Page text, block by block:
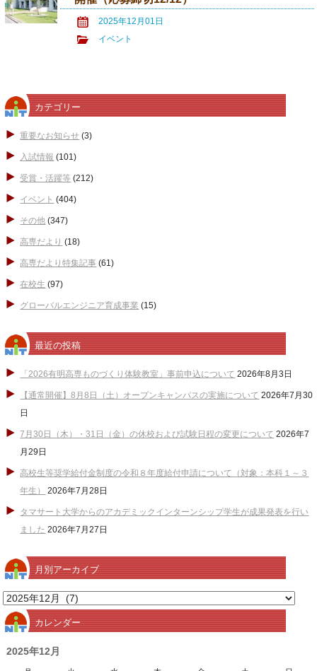
2025年12月01日
イベント
カテゴリー
重要なお知らせ (3)
入試情報 (101)
受賞・活躍等 (212)
イベント (404)
その他 (347)
高専だより (18)
高専だより特集記事 (61)
在校生 (97)
グローバルエンジニア育成事業 (15)
最近の投稿
「2026有明高専ものづくり体験教室」事前申込について 2026年8月3日
【通常開催】8月8日（土）オープンキャンパスの実施について 2026年7月30
日
7月30日（木）・31日（金）の休校および試験日程の変更について 2026年7
月29日
高校生等奨学給付金制度の令和８年度給付申請について（対象：本科１～３
年生）
2026年7月28日
タマサート大学からのアカデミックインターンシップ学生が成果発表を行い
ました 2026年7月27日
月別アーカイブ
月
別
ア
ー
カレンダー
2025年12月